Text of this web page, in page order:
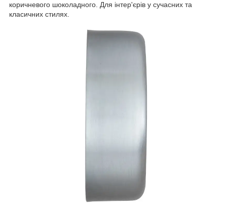
коричневого шоколадного. Для інтер'єрів у сучасних та
класичних стилях.